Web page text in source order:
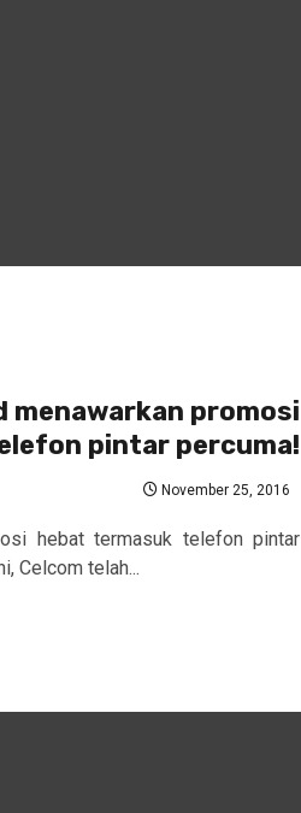
menawarkan promosi
pintar percuma!
November 25, 2016
hebat termasuk telefon pintar
Celcom telah...